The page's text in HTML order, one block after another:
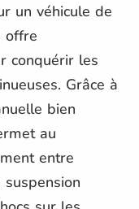
un véhicule de
offre
conquérir les
Grâce à
bien
au
entre